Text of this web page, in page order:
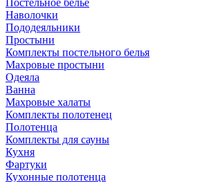
Постельное белье
Наволочки
Пододеяльники
Простыни
Комплекты постельного белья
Махровые простыни
Одеяла
Ванна
Махровые халаты
Комплекты полотенец
Полотенца
Комплекты для сауны
Кухня
Фартуки
Кухонные полотенца